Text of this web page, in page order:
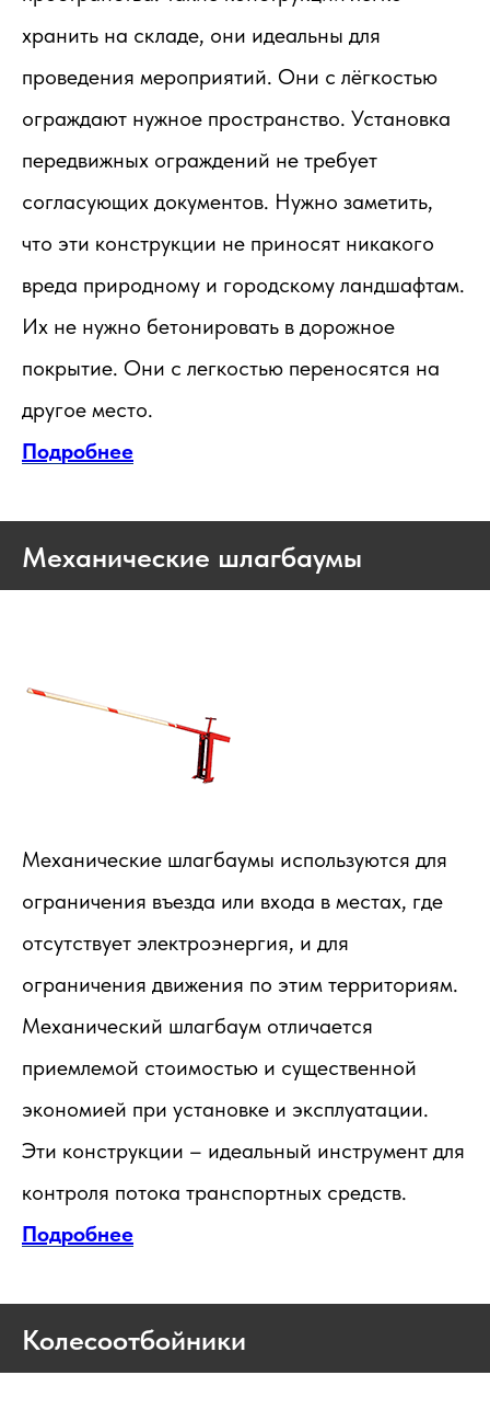
хранить на складе, они идеальны для
проведения мероприятий. Они с лёгкостью
ограждают нужное пространство. Установка
передвижных ограждений не требует
согласующих документов. Нужно заметить,
что эти конструкции не приносят никакого
вреда природному и городскому ландшафтам.
Их не нужно бетонировать в дорожное
покрытие. Они с легкостью переносятся на
другое место.
Подробнее
Механические шлагбаумы
Механические шлагбаумы используются для
ограничения въезда или входа в местах, где
отсутствует электроэнергия, и для
ограничения движения по этим территориям.
Механический шлагбаум отличается
приемлемой стоимостью и существенной
экономией при установке и эксплуатации.
Эти конструкции – идеальный инструмент для
контроля потока транспортных средств.
Подробнее
Колесоотбойники